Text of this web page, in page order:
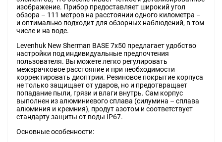
изображение. Прибор предоставляет широкий угол
обзора – 111 метров на расстоянии одного километра –
и оптимально подходит для обзорных наблюдений, в том
числе и на воде.
Levenhuk New Sherman BASE 7x50 предлагает удобство
настройки под индивидуальные предпочтения
пользователя. Вы можете легко регулировать
межзрачковое расстояние и при необходимости
корректировать диоптрии. Резиновое покрытие корпуса
не только защищает от ударов, но и предотвращает
попадание пыли, грязи и влаги внутрь. Сам корпус
выполнен из алюминиевого сплава (силумина – сплава
алюминия и кремния), продут азотом и соответствует
стандарту защиты от воды IP67.
Основные особенности: